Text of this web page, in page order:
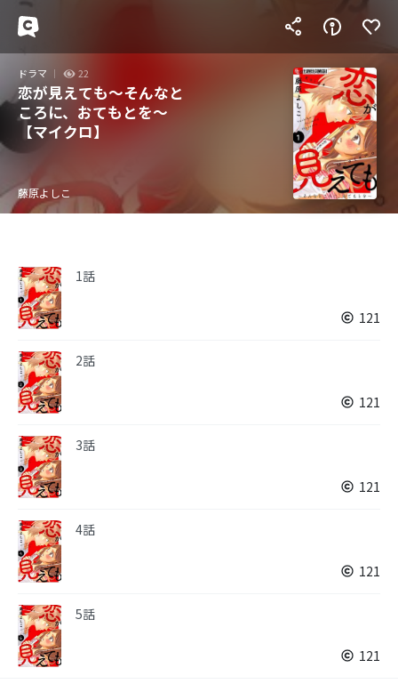
ドラマ 22
恋が見えても～そんなと
ころに、おてもとを～
【マイクロ】
藤原よしこ
1話
121
2話
121
3話
121
4話
121
5話
121